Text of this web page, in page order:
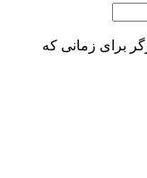
برای زمانی که